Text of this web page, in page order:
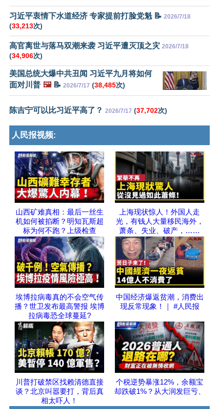
习近平衷情下水道经济 专家提前打脸党魁 📝 2026/7/18
(33,213次)
高官离世与落马双潮来袭 习近平遭灭顶之灾 2026/7/18
(34,906次)
美国总统大爆中共丑闻 习近平九月将如何
面对川普 🖼️📝 2026/7/17 (38,485次)
陈吉宁可以比习近平高了？ 2026/7/17 (37,702次)
人民报视频:
山西矿难真相：最后一丝生
机如何被掐断？明知瓦斯超
标为何不跑？上级检查
上海现状惊人！外国人走
光，有钱人大量移民海外，
萧条、失业、破产，……
埃博拉病毒真的不会空气传
播？世卫发布最高警报 埃博
拉病毒恐全球蔓延?
中国经济爆返贫潮，消费出
现反常现象！｜ #人民报
川普打破禁区找赖清德直接
谈？北京叫嚣要打，背后真
相太吓人！
个税逆势暴涨12%，余额宝
却跌破1%？从大润发巨亏、